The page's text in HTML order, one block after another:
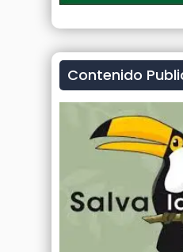
Contenido